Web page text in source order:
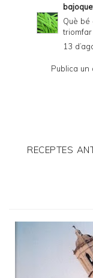
Què bé
13
Publica
RECEPTES